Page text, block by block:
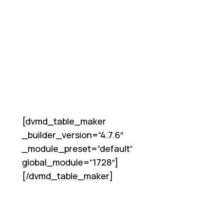
[dvmd_table_maker
_builder_version=“4.7.6″
_module_preset=“default“
global_module=“1728″]
[/dvmd_table_maker]